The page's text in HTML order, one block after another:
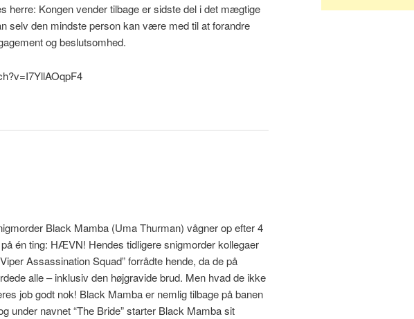
herre: Kongen vender tilbage er sidste del i det mægtige
selv den mindste person kan være med til at forandre
og beslutsomhed.
Black Mamba (Uma Thurman) vågner op efter 4
én ting: HÆVN! Hendes tidligere snigmorder kollegaer
Assassination Squad” forrådte hende, da de på
alle – inklusiv den højgravide brud. Men hvad de ikke
job godt nok! Black Mamba er nemlig tilbage på banen
under navnet “The Bride” starter Black Mamba sit